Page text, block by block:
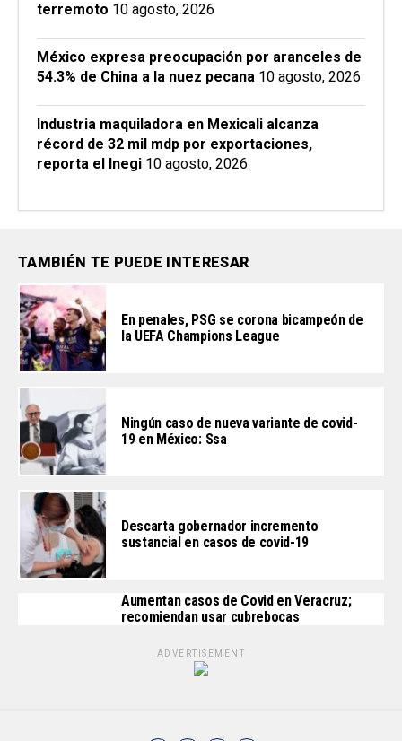
terremoto 10 agosto, 2026
México expresa preocupación por aranceles de
54.3% de China a la nuez pecana 10 agosto, 2026
Industria maquiladora en Mexicali alcanza
récord de 32 mil mdp por exportaciones,
reporta el Inegi 10 agosto, 2026
TAMBIÉN TE PUEDE INTERESAR
En penales, PSG se corona bicampeón de
la UEFA Champions League
Ningún caso de nueva variante de covid-
19 en México: Ssa
Descarta gobernador incremento
sustancial en casos de covid-19
Aumentan casos de Covid en Veracruz;
recomiendan usar cubrebocas
ADVERTISEMENT